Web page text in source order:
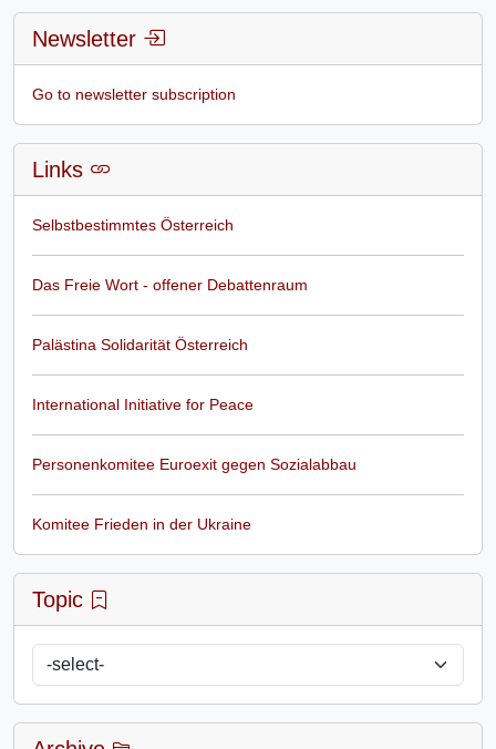
Newsletter
Go to newsletter subscription
Links
Selbstbestimmtes Österreich
Das Freie Wort - offener Debattenraum
Palästina Solidarität Österreich
International Initiative for Peace
Personenkomitee Euroexit gegen Sozialabbau
Komitee Frieden in der Ukraine
Topic